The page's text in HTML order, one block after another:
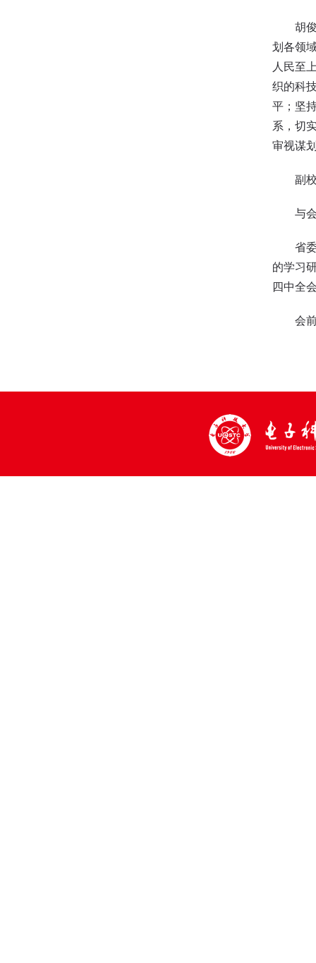
胡
划各领
人民至
织的科
平；坚
系，切
审视谋
副
与
省
的学习
四中全
会